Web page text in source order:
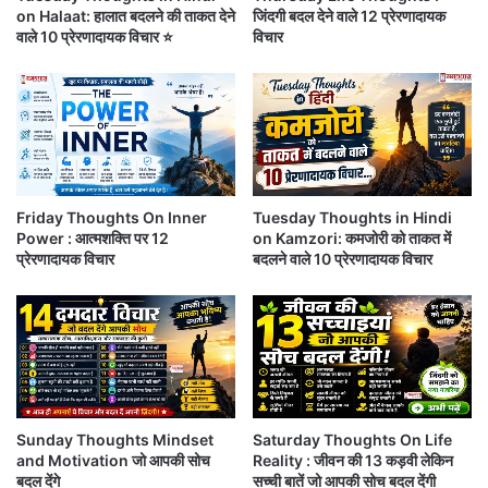
on Halaat: हालात बदलने की ताकत देने
वाले 10 प्रेरणादायक विचार ⭐
जिंदगी बदल देने वाले 12 प्रेरणादायक
विचार
Friday Thoughts On Inner
Power : आत्मशक्ति पर 12
प्रेरणादायक विचार
Tuesday Thoughts in Hindi
on Kamzori: कमजोरी को ताकत में
बदलने वाले 10 प्रेरणादायक विचार
Sunday Thoughts Mindset
and Motivation जो आपकी सोच
बदल देंगे
Saturday Thoughts On Life
Reality : जीवन की 13 कड़वी लेकिन
सच्ची बातें जो आपकी सोच बदल देंगी